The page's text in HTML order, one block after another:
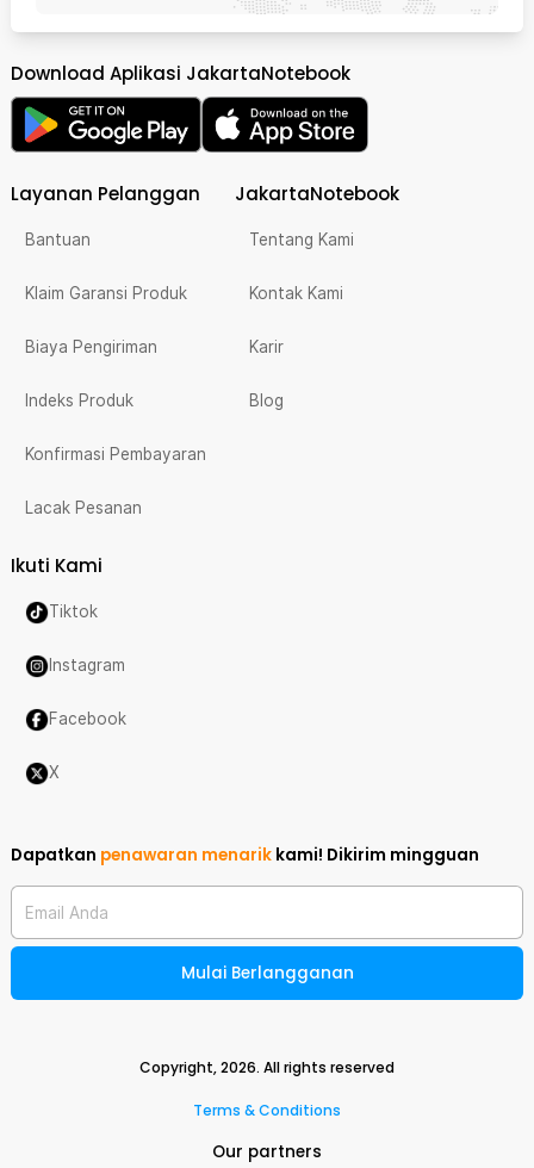
Download Aplikasi JakartaNotebook
Layanan Pelanggan
Bantuan
Klaim Garansi Produk
Biaya Pengiriman
Indeks Produk
Konfirmasi Pembayaran
Lacak Pesanan
JakartaNotebook
Tentang Kami
Kontak Kami
Karir
Blog
Ikuti Kami
Tiktok
Instagram
Facebook
X
Dapatkan penawaran menarik kami! Dikirim mingguan
Email Anda
Mulai Berlangganan
Copyright,2026. All rights reserved
Terms & Conditions
Our partners